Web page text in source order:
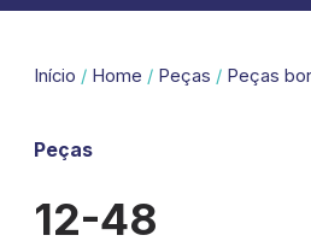
Início / Home / Peças / Peças
Peças
12-48